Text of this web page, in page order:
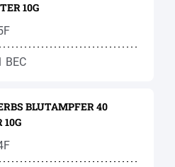
10G
BEC
BLUTAMPFER 40
10G